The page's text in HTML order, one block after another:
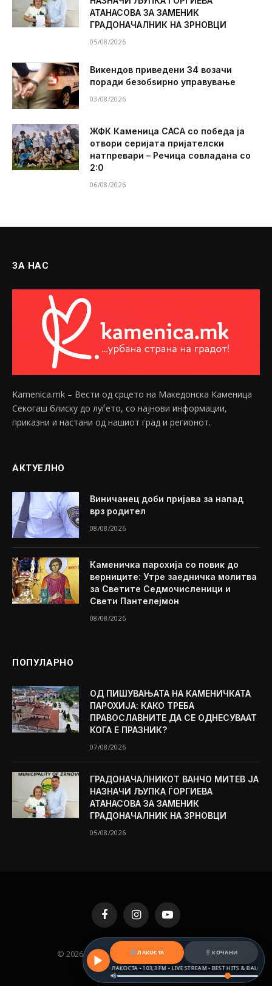
АТАНАСОВА ЗА ЗАМЕНИК
ГРАДОНАЧАЛНИК НА ЗРНОВЦИ
05/08/2026
Викендов приведени 34 возачи
поради безобѕирно управување
03/08/2026
ЖФК Каменица САСА со победа ја
отвори серијата пријателски
натпревари – Речица совладана со
2:0
06/08/2026
ЗА НАС
Kamenica.mk – Вести од срцето на Македонска Каменица
Секогаш блиску до луѓето, со најнови информации,
приказни и настани од нашиот град и регионот.
АКТУЕЛНО
Виничанец доби пријава за напад
врз родител
08/08/2026
Каменичка парохија со повик до
верниците: Утре заедничка молитва
за Светите Седмочисленици и
Свети Пантелејмон
08/08/2026
ПОПУЛАРНО
ОД ПИШУВАЊАТА НА КАМЕНИЧКАТА
ПАРОХИЈА: КАКО ТРЕБА
ПРАВОСЛАВНИТЕ ДА СЕ ОДНЕСУВААТ
КОГА Е ПРАЗНИК?
07/08/2026
ГРАДОНАЧАЛНИКОТ ВАНЧО МИТЕВ ЈА
НАЗНАЧИ ЉУПКА ЃОРГИЕВА
АТАНАСОВА ЗА ЗАМЕНИК
ГРАДОНАЧАЛНИК НА ЗРНОВЦИ
05/08/2026
FacebookInstagramYouTube
© 2026 KAMENICA.MK. Designed by MKNET.
ЛАКОСТА
КОЧАНИ
РАДИО ЛАКОСТА • 103,3 FM • LIVE STREAM • BEST HITS & BALKAN